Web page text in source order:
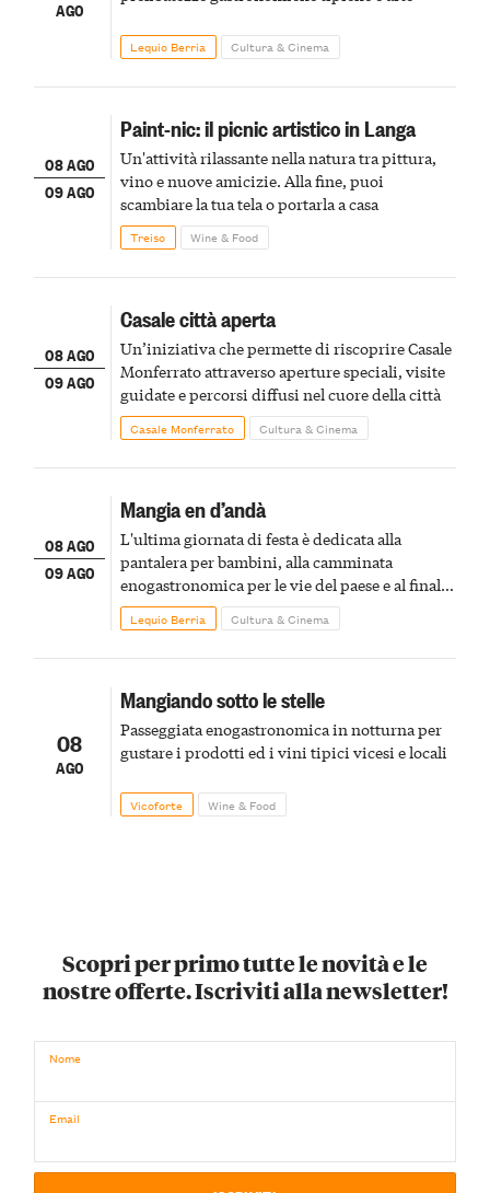
AGO
Lequio Berria Cultura & Cinema
08 AGO
09 AGO
Paint-nic: il picnic artistico in Langa
Un'attività rilassante nella natura tra pittura,
vino e nuove amicizie. Alla fine, puoi
scambiare la tua tela o portarla a casa
Treiso Wine & Food
08 AGO
09 AGO
Casale città aperta
Un’iniziativa che permette di riscoprire Casale
Monferrato attraverso aperture speciali, visite
guidate e percorsi diffusi nel cuore della città
Casale Monferrato Cultura & Cinema
08 AGO
09 AGO
Mangia en d’andà
L'ultima giornata di festa è dedicata alla
pantalera per bambini, alla camminata
enogastronomica per le vie del paese e al finale
pirotecnico
Lequio Berria Cultura & Cinema
08
AGO
Mangiando sotto le stelle
Passeggiata enogastronomica in notturna per
gustare i prodotti ed i vini tipici vicesi e locali
Vicoforte Wine & Food
Scopri per primo tutte le novità e le
nostre offerte. Iscriviti alla newsletter!
Nome
Email